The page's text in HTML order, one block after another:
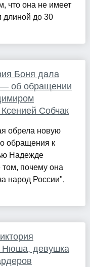
что она не имеет
длиной до 30
Боня дала
об обращении
Собчак
обрела новую
обращения к
Надежде
том, почему она
народ России",
Нюша, девушка